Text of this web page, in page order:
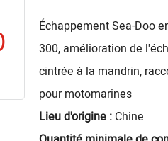
Échappement Sea-Doo
300, amélioration de
cintrée à la mandrin,
pour motomarines
Lieu d'origine : Chine